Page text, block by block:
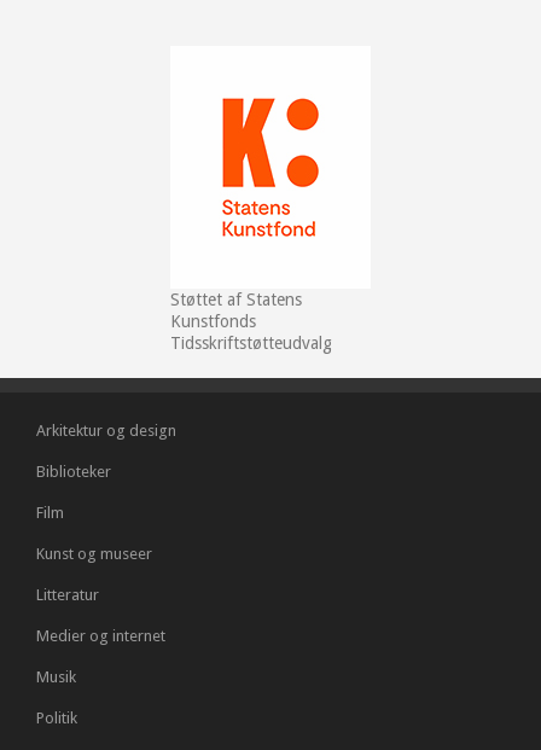
Støttet af Statens
Kunstfonds
Tidsskriftstøtteudvalg
Arkitektur og design
Biblioteker
Film
Kunst og museer
Litteratur
Medier og internet
Musik
Politik